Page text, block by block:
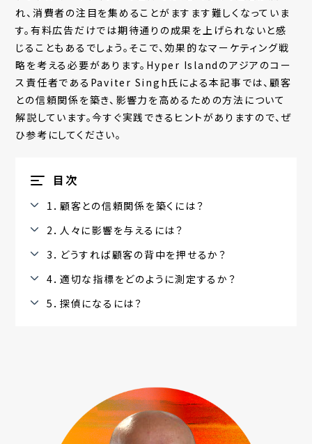
れ、消費者の注目を集めることがますます難しくなっていま
す。有料広告だけでは期待通りの成果を上げられないと感
じることもあるでしょう。そこで、効果的なマーケティング戦
略を考える必要があります。Hyper Islandのアジアのコー
ス責任者であるPaviter Singh氏による本記事では、顧客
との信頼関係を築き、影響力を高めるための方法について
解説しています。今すぐ実践できるヒントがありますので、ぜ
ひ参考にしてください。
目次
1．顧客との信頼関係を築くには？
2．人々に影響を与えるには？
3．どうすれば顧客の背中を押せるか？
4．適切な指標をどのように測定するか？
5．探偵になるには？